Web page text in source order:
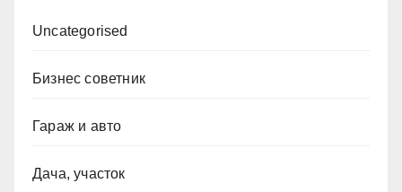
Uncategorised
Бизнес советник
Гараж и авто
Дача, участок